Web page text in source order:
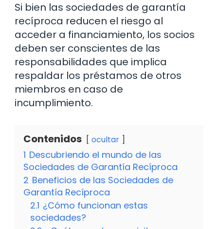
Si bien las sociedades de garantía
recíproca reducen el riesgo al
acceder a financiamiento, los socios
deben ser conscientes de las
responsabilidades que implica
respaldar los préstamos de otros
miembros en caso de
incumplimiento.
Contenidos ocultar
1 Descubriendo el mundo de las
Sociedades de Garantía Recíproca
2 Beneficios de las Sociedades de
Garantía Recíproca
2.1 ¿Cómo funcionan estas
sociedades?